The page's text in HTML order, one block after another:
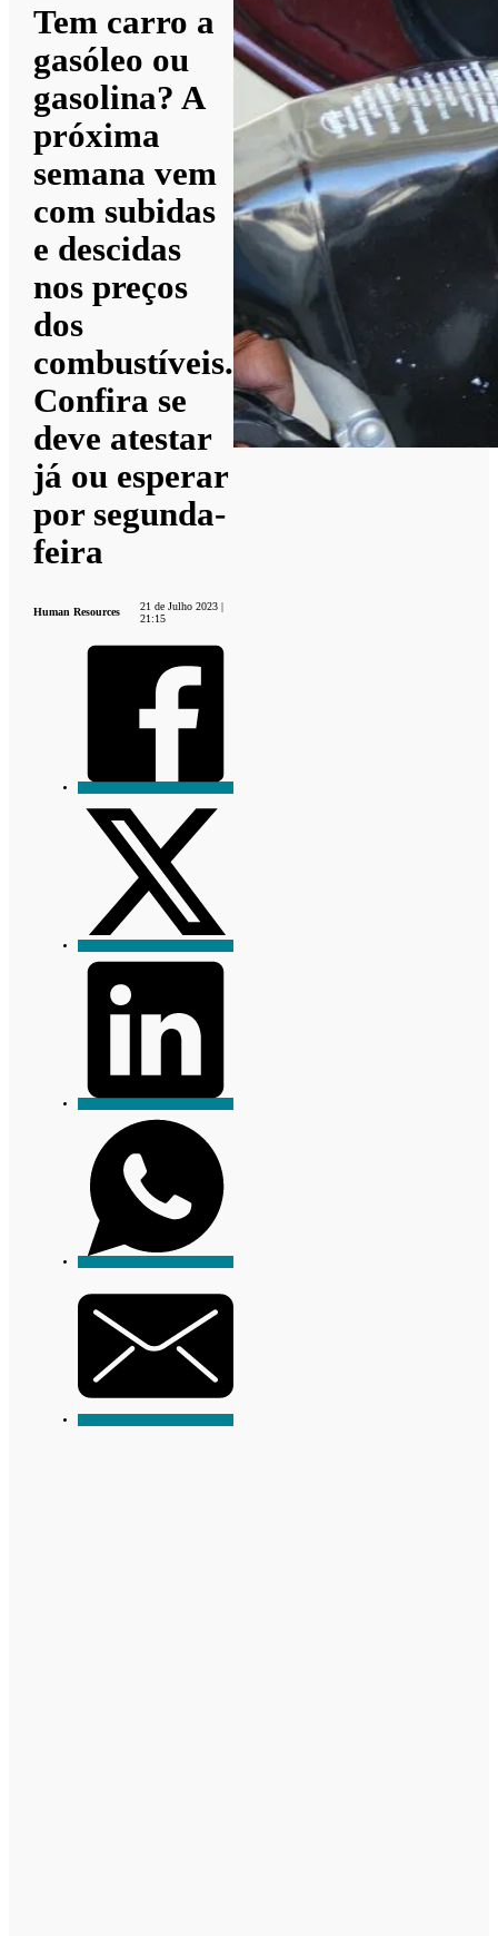
Tem carro a
gasóleo ou
gasolina? A
próxima
semana vem
com subidas
e descidas
nos preços
dos
combustíveis.
Confira se
deve atestar
já ou esperar
por segunda-
feira
Human Resources
21 de Julho 2023 |
21:15